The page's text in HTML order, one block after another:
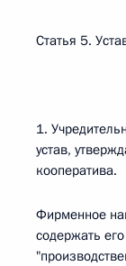
Статья 5.
1.
устав,
кооператива.
Фирменное
содержать